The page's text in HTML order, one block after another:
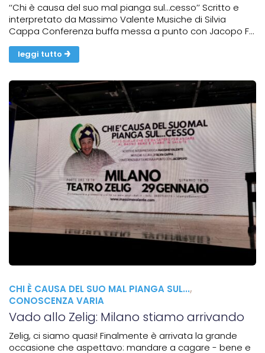
‘‘Chi è causa del suo mal pianga sul…cesso’’ Scritto e
interpretato da Massimo Valente Musiche di Silvia
Cappa Conferenza buffa messa a punto con Jacopo Fo
suo mal pianga sul…", appunto. Parola...
leggi tutto
Vado allo Zelig: Milano stiamo arrivando
CHI È CAUSA DEL SUO MAL PIANGA SUL...,
CONOSCENZA VARIA
Zelig, ci siamo quasi! Finalmente è arrivata la grande
occasione che aspettavo: mandare a cagare - bene e